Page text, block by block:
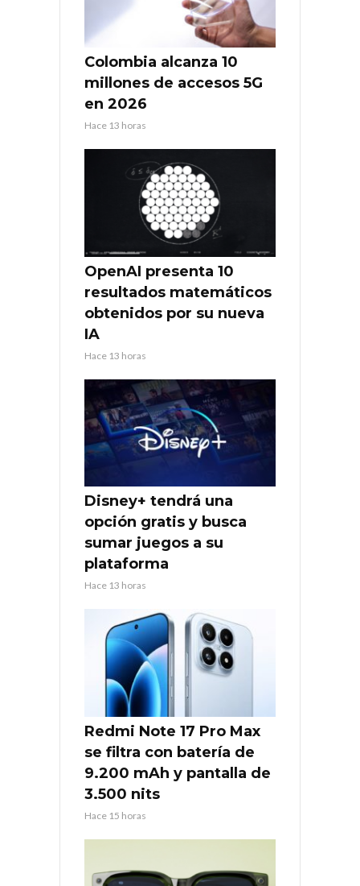
Colombia alcanza 10
millones de accesos 5G
en 2026
Hace 13 horas
OpenAI presenta 10
resultados matemáticos
obtenidos por su nueva
IA
Hace 13 horas
Disney+ tendrá una
opción gratis y busca
sumar juegos a su
plataforma
Hace 13 horas
Redmi Note 17 Pro Max
se filtra con batería de
9.200 mAh y pantalla de
3.500 nits
Hace 15 horas